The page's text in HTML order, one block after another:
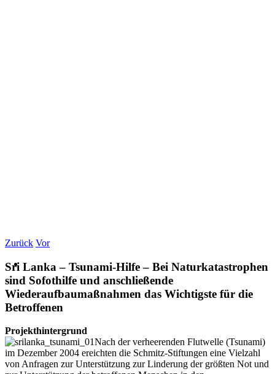
Zurück Vor
Sri Lanka – Tsunami-Hilfe – Bei Naturkatastrophen
sind Sofothilfe und anschließende
Wiederaufbaumaßnahmen das Wichtigste für die
Betroffenen
Projekthintergrund
Nach der verheerenden Flutwelle (Tsunami)
im Dezember 2004 ereichten die Schmitz-Stiftungen eine Vielzahl
von Anfragen zur Unterstützung zur Linderung der größten Not und